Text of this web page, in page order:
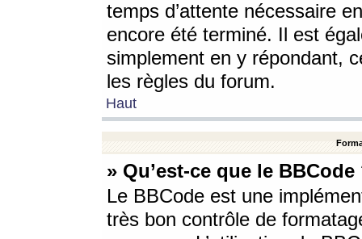
temps d’attente nécessaire
encore été terminé. Il est
simplement en y répondant,
les règles du forum.
Haut
» Qu’est-ce que le BBCode
Le BBCode est une
très bon contrôle de